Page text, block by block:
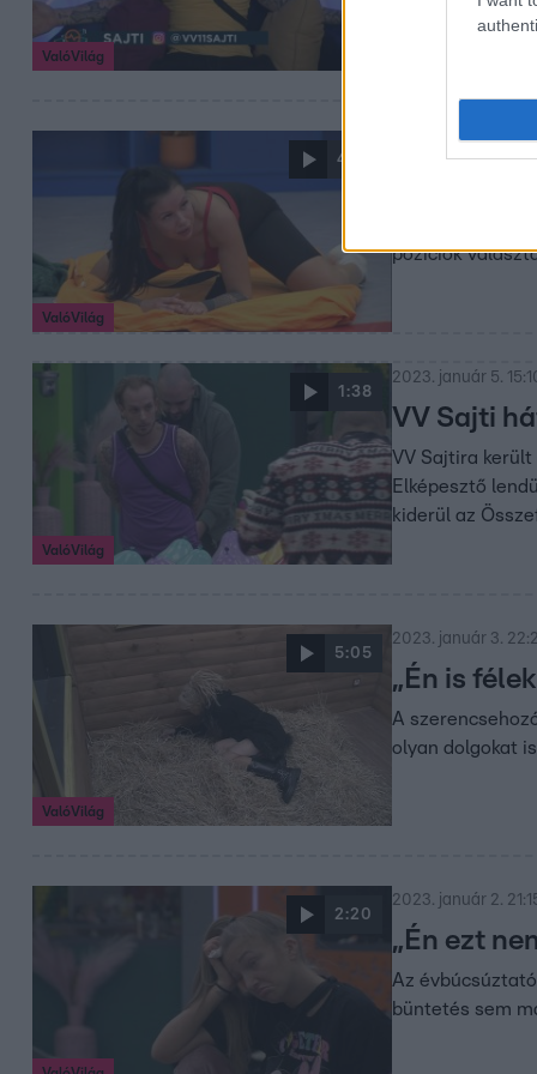
ValóVilág
4:16
ValóVilág
2023. január 5.
„Eléggé
VV Reni olyan
pozíciók
1:38
ValóVilág
2023. január 5.
VV Sajti
VV Sajtira
Elképesztő
kiderül az
5:05
ValóVilág
2023. január 3.
„Én is
A
olyan dolgokat
2:20
2023. január 2.
„Én ezt
Az
büntetés sem